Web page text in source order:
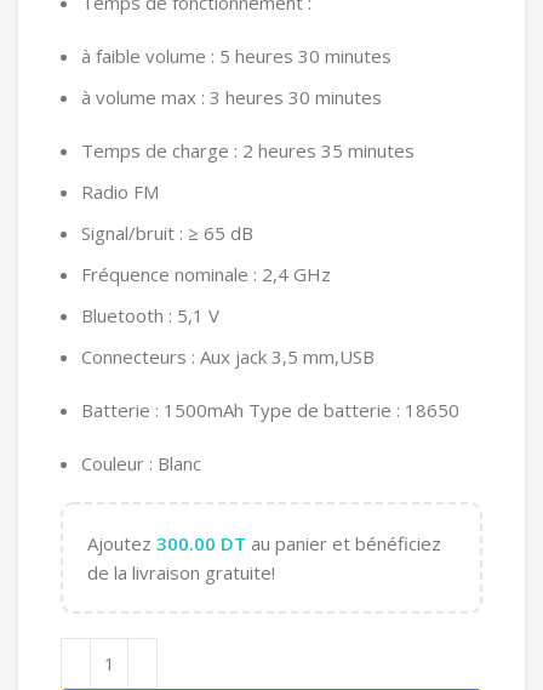
à faible volume : 5 heures 30 minutes
à volume max : 3 heures 30 minutes
Temps de charge : 2 heures 35 minutes
Radio FM
Signal/bruit : ≥ 65 dB
Fréquence nominale : 2,4 GHz
Bluetooth : 5,1 V
Connecteurs : Aux jack 3,5 mm,USB
Batterie : 1500mAh Type de batterie : 18650
Couleur : Blanc
Ajoutez 300.00 DT au panier et bénéficiez
de la livraison gratuite!